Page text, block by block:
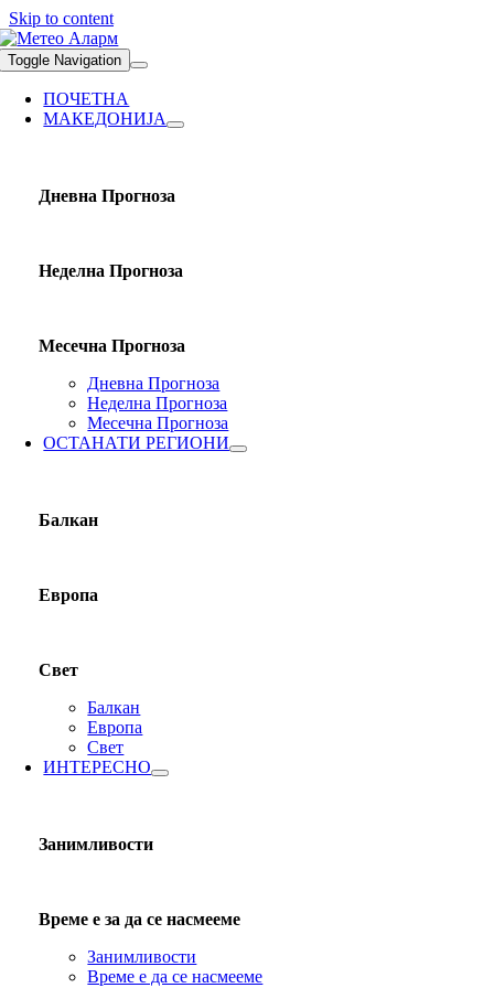
Skip to content
Toggle Navigation
ПОЧЕТНА
МАКЕДОНИЈА
Дневна Прогноза
Неделна Прогноза
Месечна Прогноза
Дневна Прогноза
Неделна Прогноза
Месечна Прогноза
ОСТАНАТИ РЕГИОНИ
Балкан
Европа
Свет
Балкан
Европа
Свет
ИНТЕРЕСНО
Занимливости
Време е за да се насмееме
Занимливости
Време е да се насмееме